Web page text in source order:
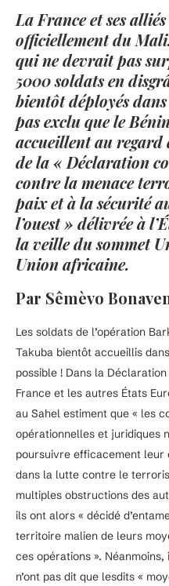
La France et ses
officiellement du
qui ne devrait pas
5000 soldats en
bientôt déployés
pas exclu que le
accueillent au regard
de la « Déclaration
contre la menace
paix et à la sécurité
l’ouest » délivrée à
la veille du sommet
Union africaine.
Par Sêmèvo
Les soldats de l’opération
Takuba bientôt accueillis
possible ! Dans la
France et les autres États
au Sahel estiment que « les
opérationnelles et juridiques
poursuivre efficacement
dans la lutte contre le
multiples obstructions des
ils ont alors « décidé
territoire malien de leurs
ces opérations ».
n’ont pas dit que lesdits «